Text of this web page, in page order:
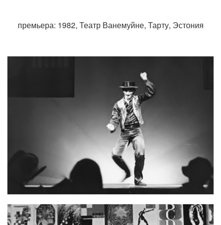
премьера: 1982, Театр Ванемуйне, Тарту, Эстония